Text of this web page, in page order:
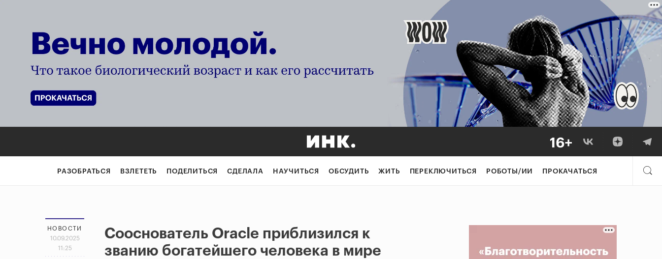
РАЗОБРАТЬСЯ ВЗЛЕТЕТЬ ПОДЕЛИТЬСЯ СДЕЛАЛА НАУЧИТЬСЯ ОБСУДИТЬ ЖИТЬ ПЕРЕКЛЮЧИТЬСЯ РОБОТЫ/ИИ ПРОКАЧАТЬСЯ
НОВОСТИ
10.09.2025
11:25
Сооснователь Oracle приблизился к
званию богатейшего человека в мире